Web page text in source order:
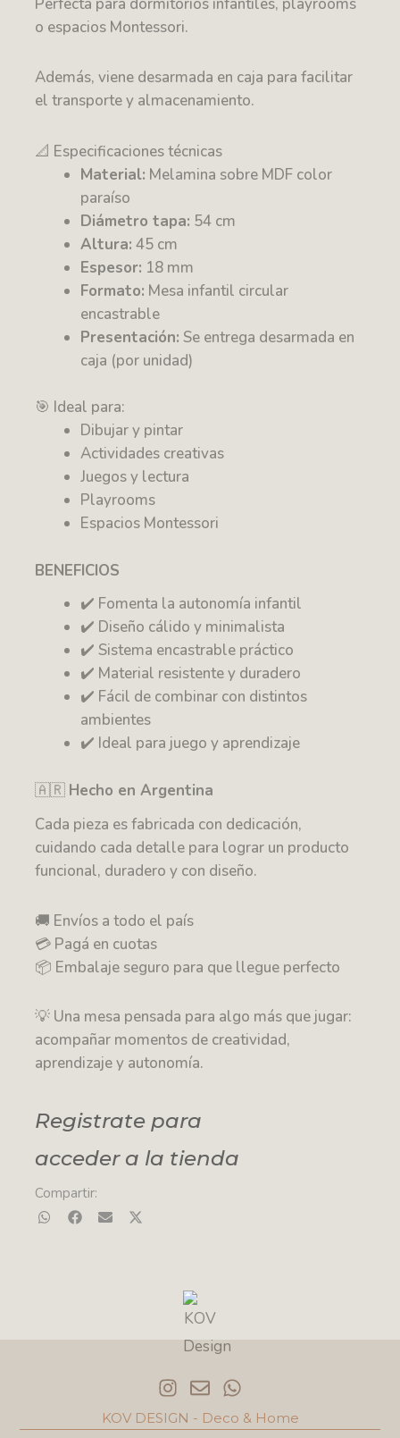
o espacios Montessori.
Además, viene desarmada en caja para facilitar
el transporte y almacenamiento.
📐 Especificaciones técnicas
Material: Melamina sobre MDF color
paraíso
Diámetro tapa: 54 cm
Altura: 45 cm
Espesor: 18 mm
Formato: Mesa infantil circular
encastrable
Presentación: Se entrega desarmada en
caja (por unidad)
🎯 Ideal para:
Dibujar y pintar
Actividades creativas
Juegos y lectura
Playrooms
Espacios Montessori
BENEFICIOS
✔️ Fomenta la autonomía infantil
✔️ Diseño cálido y minimalista
✔️ Sistema encastrable práctico
✔️ Material resistente y duradero
✔️ Fácil de combinar con distintos
ambientes
✔️ Ideal para juego y aprendizaje
🇦🇷 Hecho en Argentina
Cada pieza es fabricada con dedicación,
cuidando cada detalle para lograr un producto
funcional, duradero y con diseño.
🚚 Envíos a todo el país
💳 Pagá en cuotas
📦 Embalaje seguro para que llegue perfecto
💡 Una mesa pensada para algo más que jugar:
acompañar momentos de creatividad,
aprendizaje y autonomía.
Registrate para
acceder a la tienda
Compartir:
n
s
t
n
v
e
h
a
t
KOV DESIGN - Deco & Home